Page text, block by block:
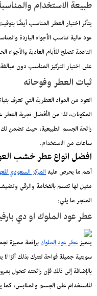
طبيعة الاستخدام
يتأثر اختيار العطر المناسب أيضًا
عود عالية تناسب الأجواء الباردة
الناعمة تصلح للأيام العادية
على اختيار التركيز المناسب دون
ثبات العطر وفوحانه
العود من المواد العطرية التي تعرف
المكونات، لذا من الأفضل تجربة
رائحة الجسم الطبيعية، حيث تضمن
ساعات من الاستخدام.
افضل انواع عطر خشب
أهم ما يحرص عليهالمركز السعودي
مثيل لها تتسم بالفخامة والرقي
المتجر ما يلي:
عطر عود الملوك او دي بارفيوم
يتميزعطر عود الملوكبرائحة مميزة
سويتية جميلة فواحة لتترك بذلك أثرًا
بالإضافة إلى ذلك فإن رائحته تتحول
للاستخدام على الجسم والملابس، كما